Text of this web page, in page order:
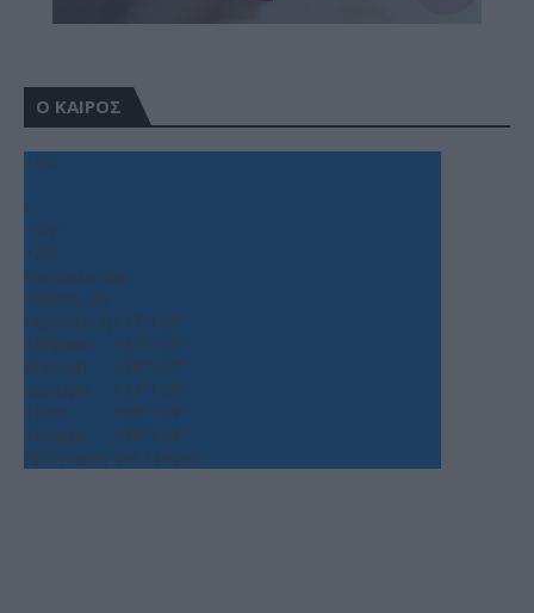
Ο ΚΑΙΡΟΣ
+34
°
C
+34°
+25°
Θεσσαλονίκη
Πέμπτη, 06
Παρασκευή+37°+26°
Σάββατο
+37°+25°
Κυριακή
+38°+27°
Δευτέρα
+34°+26°
Τρίτη
+36°+24°
Τετάρτη
+36°+24°
Πρόγνωση για 7 μέρες